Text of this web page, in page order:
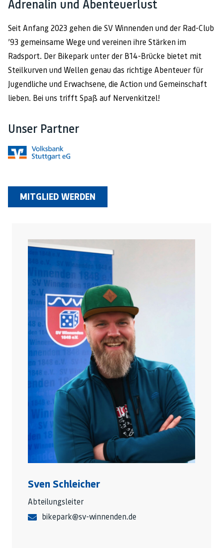
Adrenalin und Abenteuerlust
Seit Anfang 2023 gehen die SV Winnenden und der Rad-Club
’93 gemeinsame Wege und vereinen ihre Stärken im
Radsport. Der Bikepark unter der B14-Brücke bietet mit
Steilkurven und Wellen genau das richtige Abenteuer für
Jugendliche und Erwachsene, die Action und Gemeinschaft
lieben. Bei uns trifft Spaß auf Nervenkitzel!
Unser Partner
MITGLIED WERDEN
Sven Schleicher
Abteilungsleiter
bikepark@sv-winnenden.de